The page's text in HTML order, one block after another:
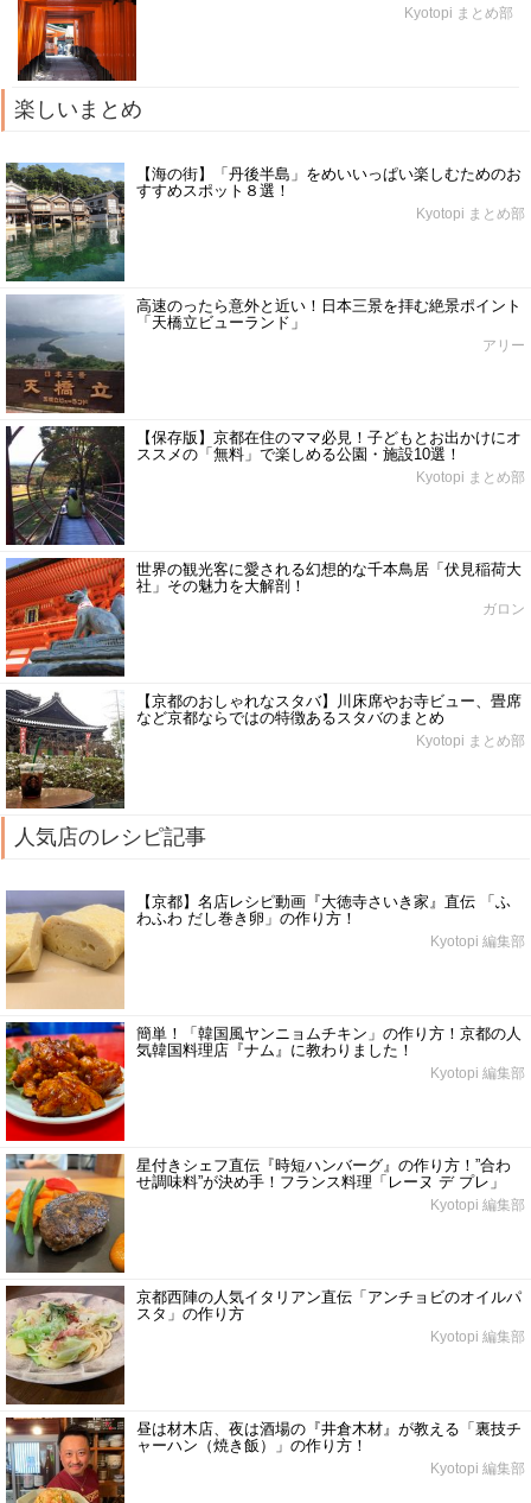
Kyotopi まとめ部
楽しいまとめ
【海の街】「丹後半島」をめいいっぱい楽しむためのお
すすめスポット８選！
Kyotopi まとめ部
高速のったら意外と近い！日本三景を拝む絶景ポイント
「天橋立ビューランド」
アリー
【保存版】京都在住のママ必見！子どもとお出かけにオ
ススメの「無料」で楽しめる公園・施設10選！
Kyotopi まとめ部
世界の観光客に愛される幻想的な千本鳥居「伏見稲荷大
社」その魅力を大解剖！
ガロン
【京都のおしゃれなスタバ】川床席やお寺ビュー、畳席
など京都ならではの特徴あるスタバのまとめ
Kyotopi まとめ部
人気店のレシピ記事
【京都】名店レシピ動画『大徳寺さいき家』直伝 「ふ
わふわ だし巻き卵」の作り方！
Kyotopi 編集部
簡単！「韓国風ヤンニョムチキン」の作り方！京都の人
気韓国料理店『ナム』に教わりました！
Kyotopi 編集部
星付きシェフ直伝『時短ハンバーグ』の作り方！”合わ
せ調味料”が決め手！フランス料理「レーヌ デ プレ」
Kyotopi 編集部
京都西陣の人気イタリアン直伝「アンチョビのオイルパ
スタ」の作り方
Kyotopi 編集部
昼は材木店、夜は酒場の『井倉木材』が教える「裏技チ
ャーハン（焼き飯）」の作り方！
Kyotopi 編集部